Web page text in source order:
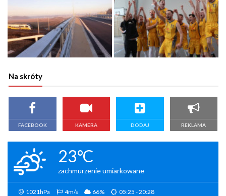
Na skróty
FACEBOOK KAMERA DODAJ REKLAMA
23°C
zachmurzenie umiarkowane
1021hPa 4m/s 66% 05:25 - 20:28